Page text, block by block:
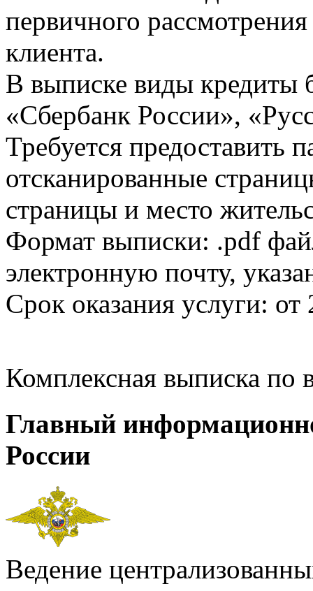
первичного
клиента.
В выписке виды кредиты
«Сбербанк России»,
Требуется предоставить
отсканированные
страницы и место
Формат выписки: .pdf
электронную почту,
Срок оказания услуги: от
Комплексная выписка
Главный
России
Ведение